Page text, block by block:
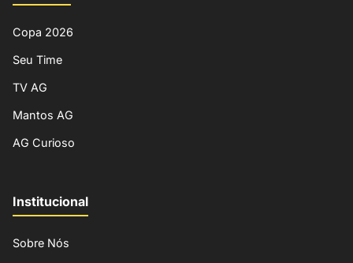
Copa 2026
Seu Time
TV AG
Mantos AG
AG Curioso
Institucional
Sobre Nós